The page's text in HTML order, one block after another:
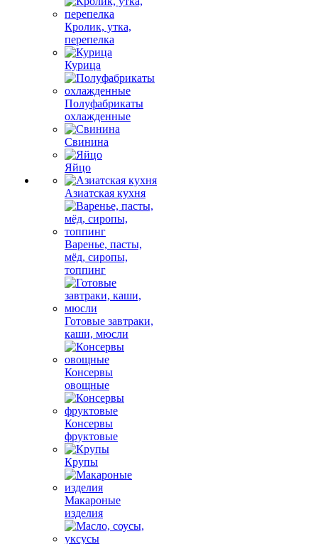
Кролик, утка,
перепелка
Курица
Полуфабрикаты
охлажденные
Свинина
Яйцо
Азиатская кухня
Варенье, пасты,
мёд, сиропы,
топпинг
Готовые завтраки,
каши, мюсли
Консервы
овощные
Консервы
фруктовые
Крупы
Макароные
изделия